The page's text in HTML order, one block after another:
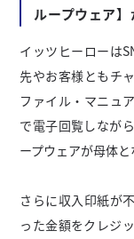
ループウェア
イッツヒーローは
先やお客様ともチ
ファイル・マニュ
で電子回覧しなが
ープウェアが母体と
さらに収入印紙が
った金額をクレジ